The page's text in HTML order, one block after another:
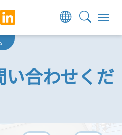
い合わせくだ